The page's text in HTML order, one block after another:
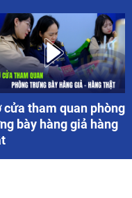
cửa tham quan phòng
bày hàng giả hàng